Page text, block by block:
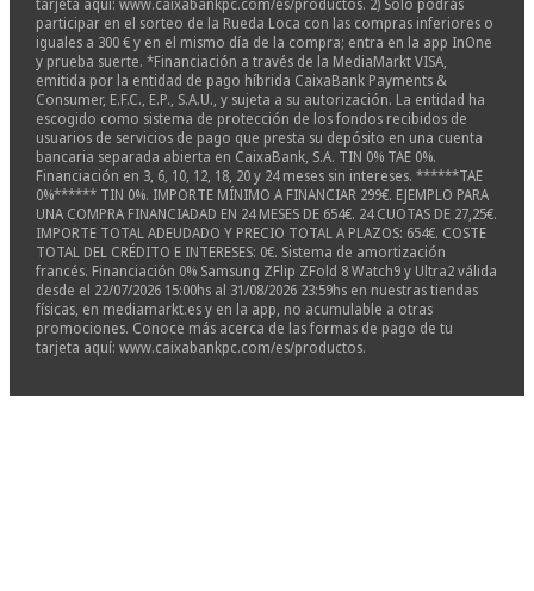
tarjeta aquí: www.caixabankpc.com/es/productos. 2) Solo podrás
participar en el sorteo de la Rueda Loca con las compras inferiores o
iguales a 300 € y en el mismo día de la compra; entra en la app InOne
y prueba suerte. *Financiación a través de la MediaMarkt VISA,
emitida por la entidad de pago híbrida CaixaBank Payments &
Consumer, E.F.C., E.P., S.A.U., y sujeta a su autorización. La entidad ha
escogido como sistema de protección de los fondos recibidos de
usuarios de servicios de pago que presta su depósito en una cuenta
bancaria separada abierta en CaixaBank, S.A. TIN 0% TAE 0%.
Financiación en 3, 6, 10, 12, 18, 20 y 24 meses sin intereses. ******TAE
0%****** TIN 0%. IMPORTE MÍNIMO A FINANCIAR 299€. EJEMPLO PARA
UNA COMPRA FINANCIADAD EN 24 MESES DE 654€. 24 CUOTAS DE 27,25€.
IMPORTE TOTAL ADEUDADO Y PRECIO TOTAL A PLAZOS: 654€. COSTE
TOTAL DEL CRÉDITO E INTERESES: 0€. Sistema de amortización
francés. Financiación 0% Samsung ZFlip ZFold 8 Watch9 y Ultra2 válida
desde el 22/07/2026 15:00hs al 31/08/2026 23:59hs en nuestras tiendas
físicas, en mediamarkt.es y en la app, no acumulable a otras
promociones. Conoce más acerca de las formas de pago de tu
tarjeta aquí: www.caixabankpc.com/es/productos.